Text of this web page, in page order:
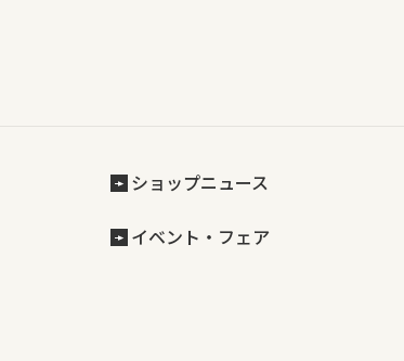
ショップニュース
イベント・フェア